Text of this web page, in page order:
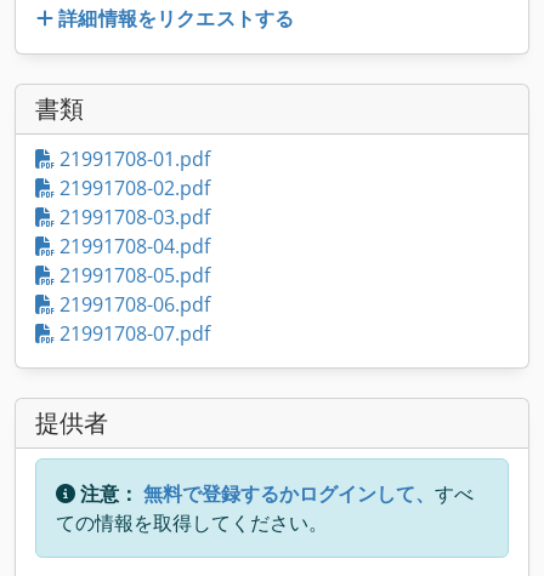
詳細情報をリクエストする
書類
21991708-01.pdf
21991708-02.pdf
21991708-03.pdf
21991708-04.pdf
21991708-05.pdf
21991708-06.pdf
21991708-07.pdf
提供者
注意： 無料で登録するかログインして、 すべ
ての情報を取得してください。